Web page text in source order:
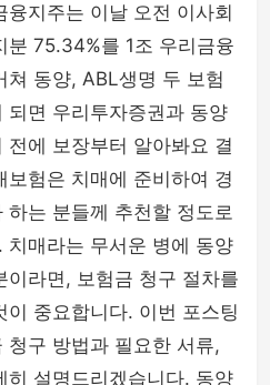
지주는 이날 오전 이사회
분 75.34%를 1조 우리금융
쳐 동양, ABL생명 두 보험
되면 우리투자증권과 동양
에 보장부터 알아봐요 결
험은 치매에 준비하여 경
는 분들께 추천할 정도로
치매라는 무서운 병에 동양
라면, 보험금 청구 절차를
이 중요합니다. 이번 포스팅
청구 방법과 필요한 서류,
히 설명드리겠습니다. 동양